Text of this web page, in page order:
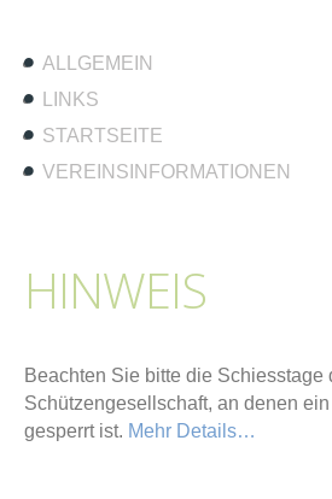
ALLGEMEIN
LINKS
STARTSEITE
VEREINSINFORMATIONEN
HINWEIS
Beachten Sie bitte die Schiesstage
Schützengesellschaft, an denen
gesperrt ist. Mehr Details…